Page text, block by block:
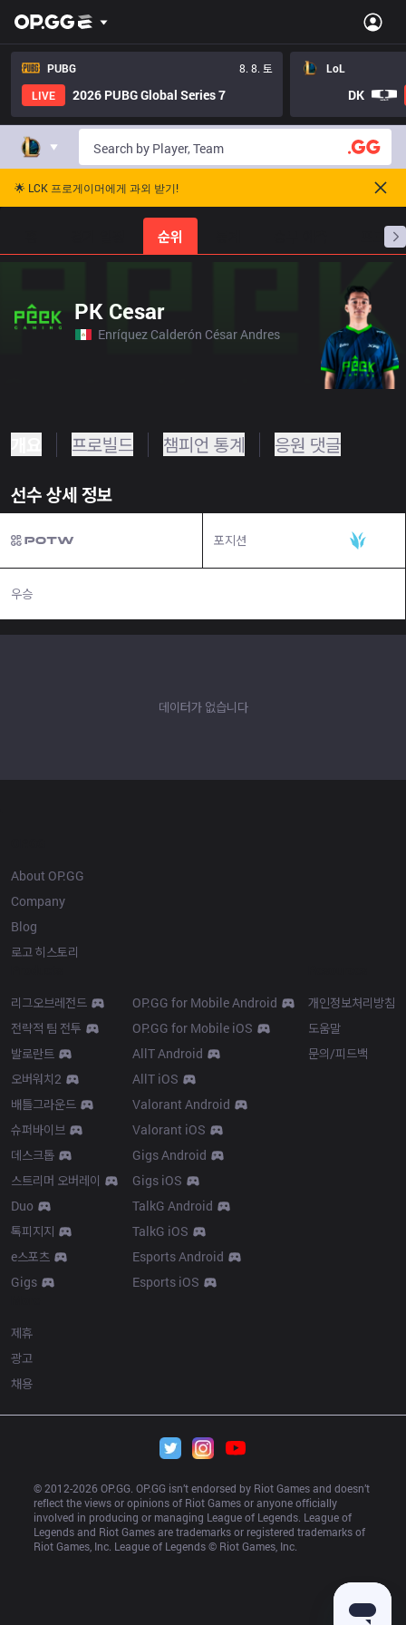
PUBG
8. 8. 토
LIVE
2026 PUBG Global Series 7
LoL
DK
🌟 LCK 프로게이머에게 과외 받기!
순위 프로빌
PK Cesar
Enríquez Calderón César Andres
프로빌드 챔피언 통계 응원 댓글
선수 상세 정보
포지션
우승
데이터가 없습니다
About OP.GG
Company
Blog
로고 히스토리
리그오브레전드
전략적 팀 전투
발로란트
오버워치2
배틀그라운드
슈퍼바이브
데스크톱
스트리머 오버레이
Duo
톡피지지
e스포츠
Gigs
OP.GG for Mobile Android
OP.GG for Mobile iOS
AllT Android
AllT iOS
Valorant Android
Valorant iOS
Gigs Android
Gigs iOS
TalkG Android
TalkG iOS
Esports Android
Esports iOS
개인정보처리방침
도움말
문의/피드백
제휴
광고
채용
© 2012-2026 OP.GG. OP.GG isn’t endorsed by Riot Games and doesn’t
reflect the views or opinions of Riot Games or anyone officially
involved in producing or managing League of Legends. League of
Legends and Riot Games are trademarks or registered trademarks of
Riot Games, Inc. League of Legends © Riot Games, Inc.